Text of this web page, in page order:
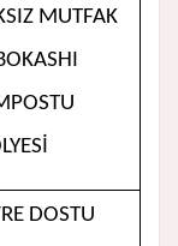
MUTFAK
DOSTU